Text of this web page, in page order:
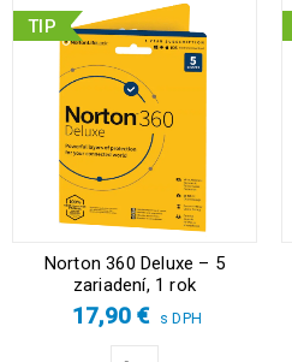
TIP
Norton 360 Deluxe – 5
zariadení, 1 rok
17,90€ s DPH